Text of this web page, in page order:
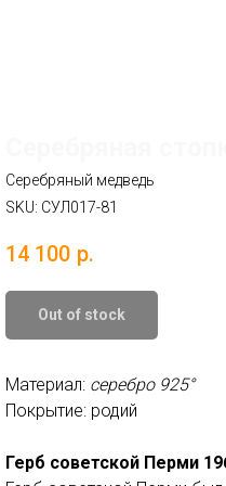
Серебряный медведь
SKU: СУЛ017-81
14 100 р.
Out of stock
Материал: серебро 925°
Покрытие: родий
Герб советской Перми